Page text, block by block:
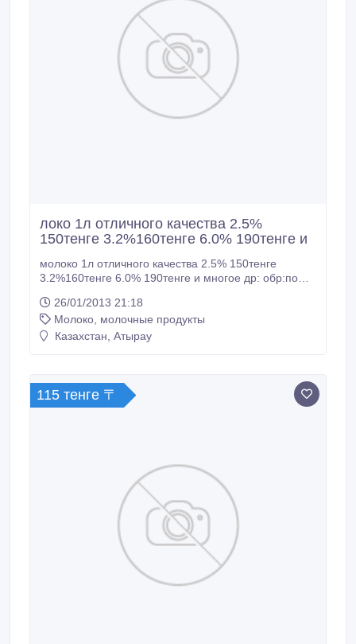
локо 1л отличного качества 2.5%
150тенге 3.2%160тенге 6.0% 190тенге и
молоко 1л отличного качества 2.5% 150тенге
3.2%160тенге 6.0% 190тенге и многое др: обр:по
26/01/2013 21:18
Молоко, молочные продукты
Казахстан, Атырау
115 тенге 〒